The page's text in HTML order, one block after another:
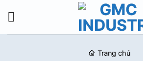
qua
nội
Trang chủ